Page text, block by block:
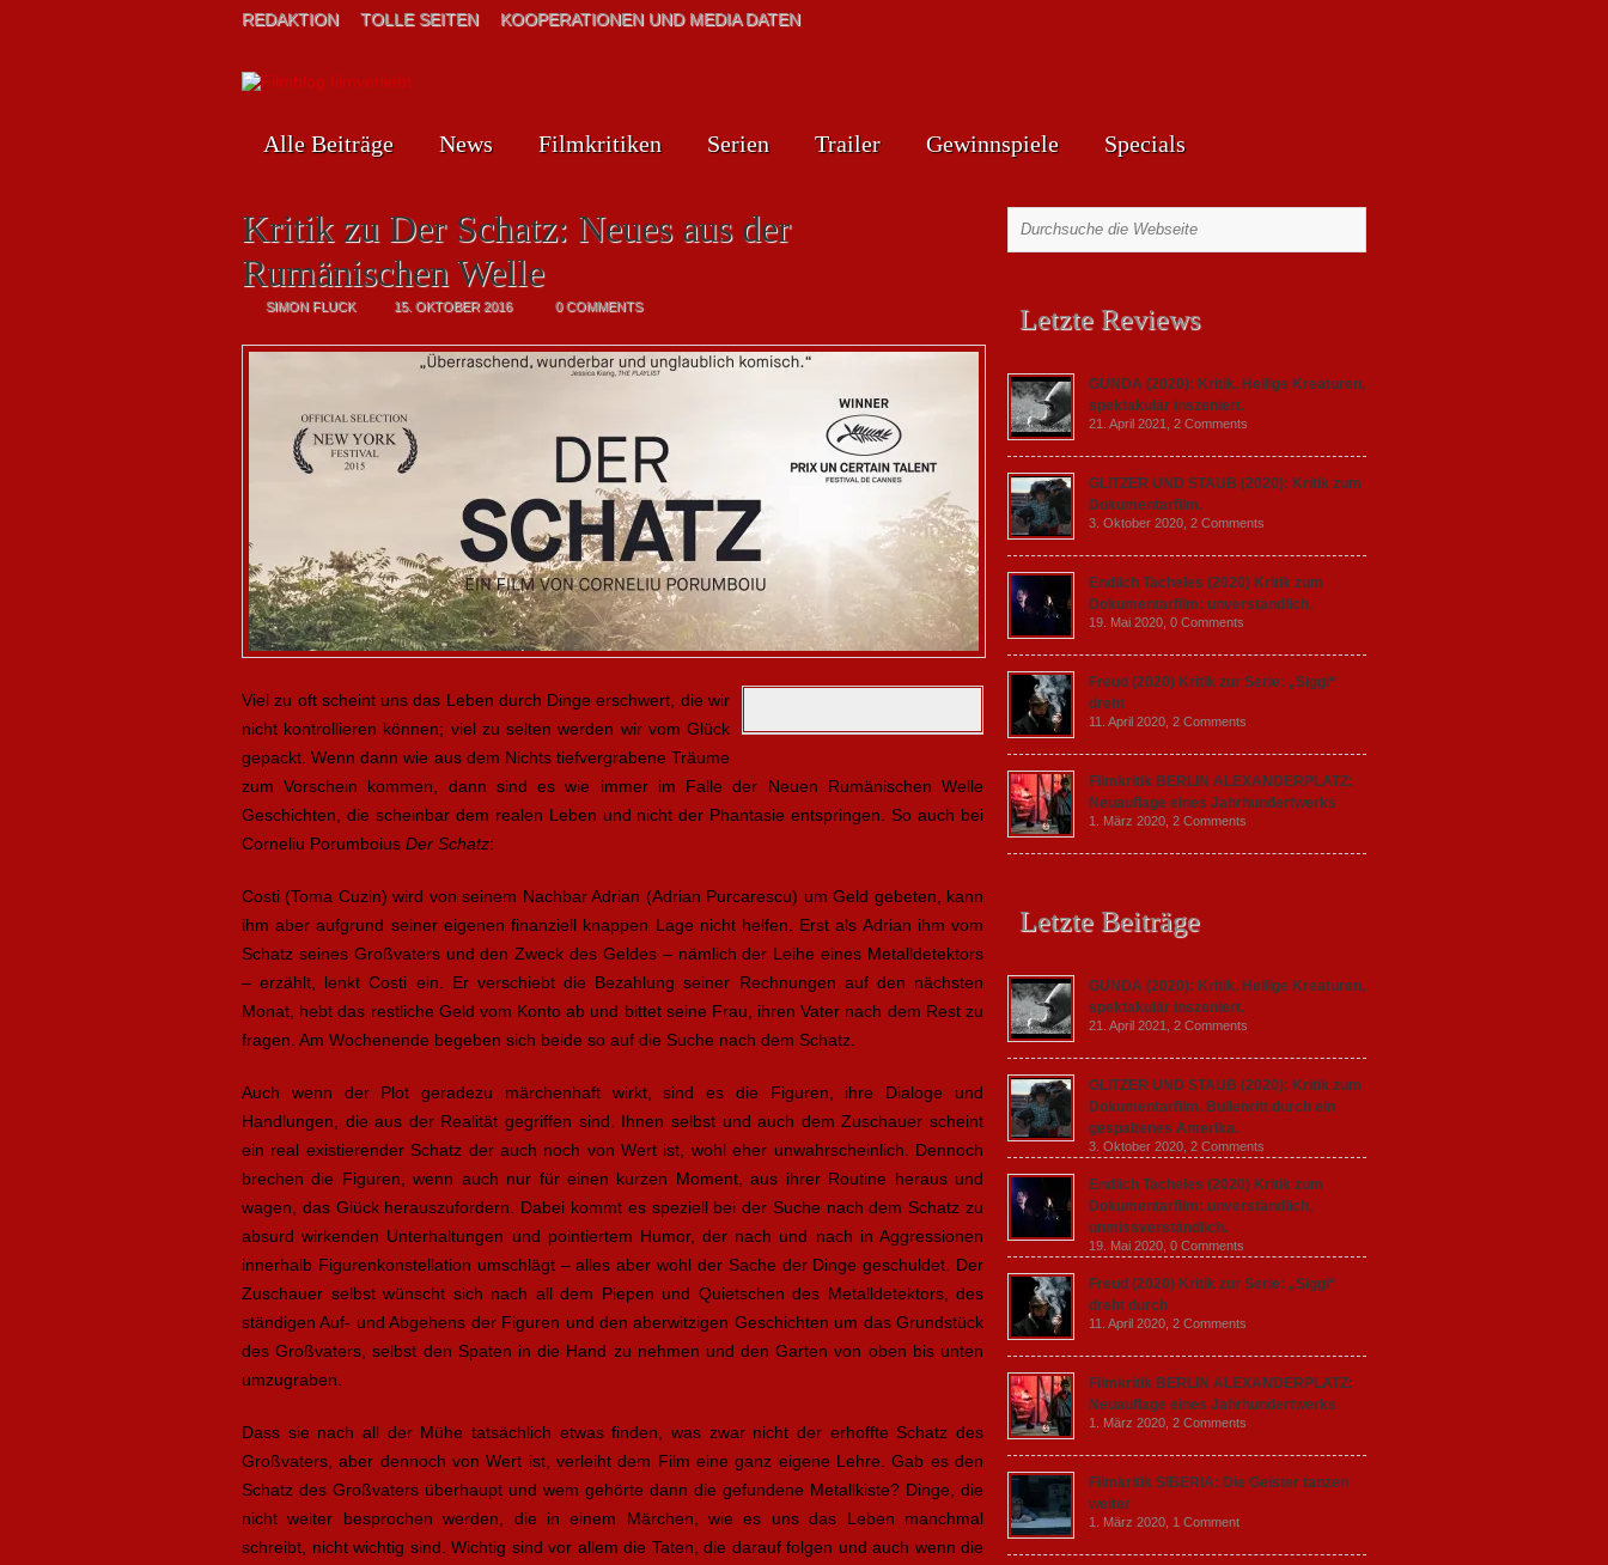
REDAKTION TOLLE SEITEN KOOPERATIONEN UND MEDIA DATEN
Alle Beiträge News Filmkritiken Serien Trailer Gewinnspiele Specials
Kritik zu Der Schatz: Neues aus der
Rumänischen Welle
SIMON FLUCK 15. OKTOBER 2016 0 COMMENTS
Viel zu oft scheint uns das Leben durch Dinge erschwert, die wir
nicht kontrollieren können; viel zu selten werden wir vom Glück
gepackt. Wenn dann wie aus dem Nichts tiefvergrabene Träume
zum Vorschein kommen, dann sind es wie immer im Falle der Neuen Rumänischen Welle
Geschichten, die scheinbar dem realen Leben und nicht der Phantasie entspringen. So auch bei
Corneliu Porumboius Der Schatz:
Costi (Toma Cuzin) wird von seinem Nachbar Adrian (Adrian Purcarescu) um Geld gebeten, kann
ihm aber aufgrund seiner eigenen finanziell knappen Lage nicht helfen. Erst als Adrian ihm vom
Schatz seines Großvaters und den Zweck des Geldes – nämlich der Leihe eines Metalldetektors
– erzählt, lenkt Costi ein. Er verschiebt die Bezahlung seiner Rechnungen auf den nächsten
Monat, hebt das restliche Geld vom Konto ab und bittet seine Frau, ihren Vater nach dem Rest zu
fragen. Am Wochenende begeben sich beide so auf die Suche nach dem Schatz.
Auch wenn der Plot geradezu märchenhaft wirkt, sind es die Figuren, ihre Dialoge und
Handlungen, die aus der Realität gegriffen sind. Ihnen selbst und auch dem Zuschauer scheint
ein real existierender Schatz der auch noch von Wert ist, wohl eher unwahrscheinlich. Dennoch
brechen die Figuren, wenn auch nur für einen kurzen Moment, aus ihrer Routine heraus und
wagen, das Glück herauszufordern. Dabei kommt es speziell bei der Suche nach dem Schatz zu
absurd wirkenden Unterhaltungen und pointiertem Humor, der nach und nach in Aggressionen
innerhalb Figurenkonstellation umschlägt – alles aber wohl der Sache der Dinge geschuldet. Der
Zuschauer selbst wünscht sich nach all dem Piepen und Quietschen des Metalldetektors, des
ständigen Auf- und Abgehens der Figuren und den aberwitzigen Geschichten um das Grundstück
des Großvaters, selbst den Spaten in die Hand zu nehmen und den Garten von oben bis unten
umzugraben.
Dass sie nach all der Mühe tatsächlich etwas finden, was zwar nicht der erhoffte Schatz des
Großvaters, aber dennoch von Wert ist, verleiht dem Film eine ganz eigene Lehre. Gab es den
Schatz des Großvaters überhaupt und wem gehörte dann die gefundene Metallkiste? Dinge, die
nicht weiter besprochen werden, die in einem Märchen, wie es uns das Leben manchmal
schreibt, nicht wichtig sind. Wichtig sind vor allem die Taten, die darauf folgen und auch wenn die
Letzte Reviews
GUNDA (2020): Kritik. Heilige Kreaturen,
spektakulär inszeniert.
21. April 2021, 2 Comments
GLITZER UND STAUB (2020): Kritik zum
Dokumentarfilm.
3. Oktober 2020, 2 Comments
Endlich Tacheles (2020) Kritik zum
Dokumentarfilm: unverständlich,
19. Mai 2020, 0 Comments
Freud (2020) Kritik zur Serie: „Siggi“
dreht
11. April 2020, 2 Comments
Filmkritik BERLIN ALEXANDERPLATZ:
Neuauflage eines Jahrhundertwerks
1. März 2020, 2 Comments
Letzte Beiträge
GUNDA (2020): Kritik. Heilige Kreaturen,
spektakulär inszeniert.
21. April 2021, 2 Comments
GLITZER UND STAUB (2020): Kritik zum
Dokumentarfilm. Bullenritt durch ein
gespaltenes Amerika.
3. Oktober 2020, 2 Comments
Endlich Tacheles (2020) Kritik zum
Dokumentarfilm: unverständlich,
unmissverständlich.
19. Mai 2020, 0 Comments
Freud (2020) Kritik zur Serie: „Siggi“
dreht durch
11. April 2020, 2 Comments
Filmkritik BERLIN ALEXANDERPLATZ:
Neuauflage eines Jahrhundertwerks
1. März 2020, 2 Comments
Filmkritik SIBERIA: Die Geister tanzen
weiter
1. März 2020, 1 Comment